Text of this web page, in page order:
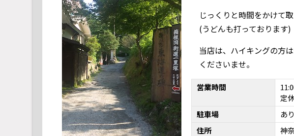
じっくりと時間をかけて
(うどんも打っております)
当店は、ハイキングの方
くださいませ。
営業時間
定
駐車場
あり
住所
神